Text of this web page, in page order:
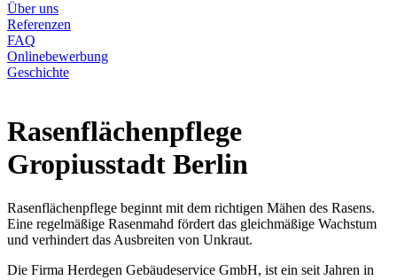
Über uns
Referenzen
FAQ
Onlinebewerbung
Geschichte
Rasenflächenpflege
Gropiusstadt Berlin
Rasenflächenpflege beginnt mit dem richtigen Mähen des Rasens.
Eine regelmäßige Rasenmahd fördert das gleichmäßige Wachstum
und verhindert das Ausbreiten von Unkraut.
Die Firma Herdegen Gebäudeservice GmbH, ist ein seit Jahren in